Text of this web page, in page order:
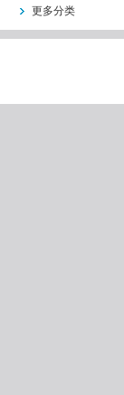
更多分类